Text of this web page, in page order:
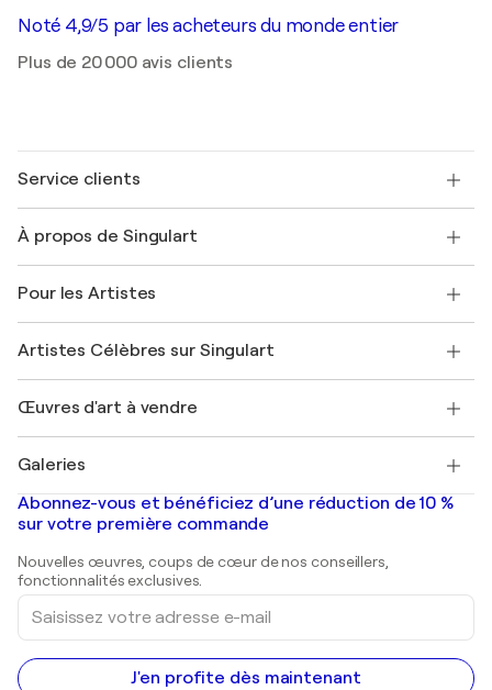
Noté 4,9/5 par les acheteurs du monde entier
Plus de 20 000 avis clients
Service clients
Expédition
Offrir une carte cadeau
Rejoignez notre programme commercial
Mon compte
+33 1 76 44 06 42
À propos de Singulart
FAQ
Magazine Singulart
Emplois
Découvrez une sélection d'art original
Pour les Artistes
Se connecter en tant qu'Artiste
Artistes Célèbres sur Singulart
Marc Chagall
Banksy
Mr. Brainwash
Shepard Fairey
Œuvres d'art à vendre
Tableaux abstraits à vendre
Peintures de paysage
Estampes
Peintures acryliques
Galeries
Galeries d'art en France
Galeries d'art en Belgique
Abonnez-vous et bénéficiez d’une réduction de 10 %
sur votre première commande
Nouvelles œuvres, coups de cœur de nos conseillers,
fonctionnalités exclusives.
Saisissez
votre
adresse
e-
mail
J'en profite dès maintenant